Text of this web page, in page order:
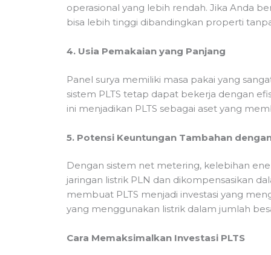
operasional yang lebih rendah. Jika Anda
bisa lebih tinggi dibandingkan properti tanpa
4. Usia Pemakaian yang Panjang
Panel surya memiliki masa pakai yang
sistem PLTS tetap dapat bekerja dengan
ini menjadikan PLTS sebagai aset yang
5. Potensi Keuntungan Tambahan
Dengan sistem net metering, kelebihan
jaringan listrik PLN dan dikompensasikan
membuat PLTS menjadi investasi yang
yang menggunakan listrik dalam jumlah
Cara Memaksimalkan Investasi PLTS